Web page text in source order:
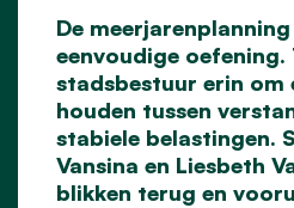
De
eenvoudige
stadsbestuur erin om
houden tussen
stabiele belastingen.
Vansina en Liesbeth
blikken terug en